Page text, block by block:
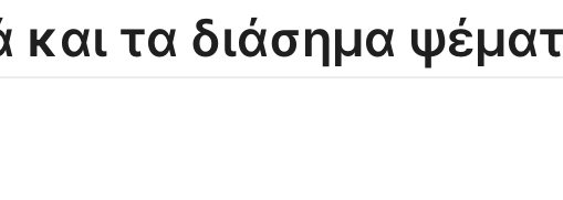
και τα διάσημα